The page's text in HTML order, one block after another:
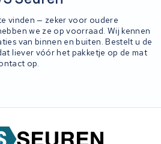
vinden — zeker voor oudere
we ze op voorraad. Wij kennen
van binnen en buiten. Bestelt u de
liever vóór het pakketje op de mat
op.